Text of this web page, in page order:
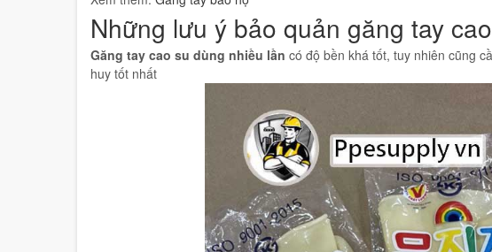
Những lưu ý bảo quản găng tay
Găng tay cao su dùng nhiều lần
có độ bền khá tốt, tuy nhiên cũng
huy tốt nhất